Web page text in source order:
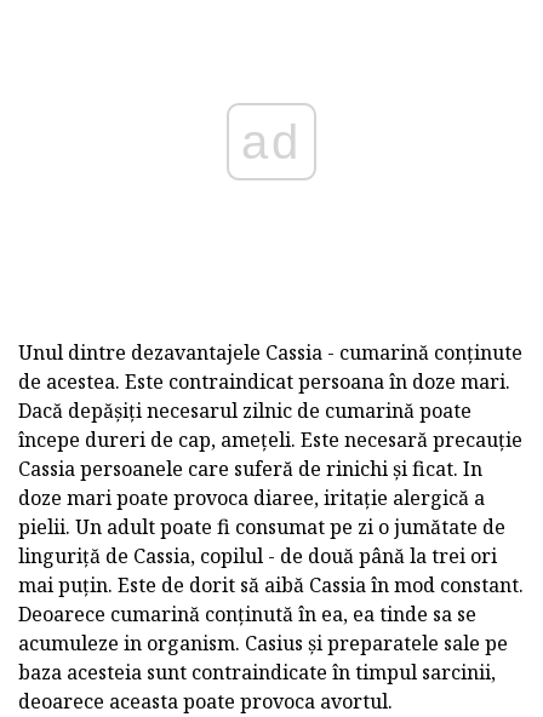
ad
Unul dintre dezavantajele Cassia - cumarină conținute
de acestea. Este contraindicat persoana în doze mari.
Dacă depășiți necesarul zilnic de cumarină poate
începe dureri de cap, amețeli. Este necesară precauție
Cassia persoanele care suferă de rinichi și ficat. In
doze mari poate provoca diaree, iritație alergică a
pielii. Un adult poate fi consumat pe zi o jumătate de
linguriță de Cassia, copilul - de două până la trei ori
mai puțin. Este de dorit să aibă Cassia în mod constant.
Deoarece cumarină conținută în ea, ea tinde sa se
acumuleze in organism. Casius și preparatele sale pe
baza acesteia sunt contraindicate în timpul sarcinii,
deoarece aceasta poate provoca avortul.